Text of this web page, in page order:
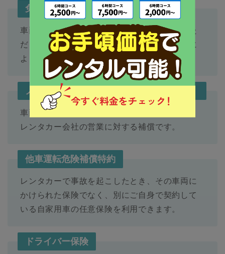
免責保証制度（CDW）
車両免責額や対物免責額が補償される制度。た
だし、年齢や免許取得からの期間などの条件に
よっては、加入できないこともあります。
ノン・オペレーション・チャージ（NOC）
車両に修理や清掃が必要な状況となったとき、
レンタカー会社の営業に対する補償です。
他車運転危険補償特約
レンタカーで事故を起こしたとき、その車両に
かけられた保険でなく、別にご自身で契約して
いる自家用車の任意保険を利用できます。
ドライバー保険